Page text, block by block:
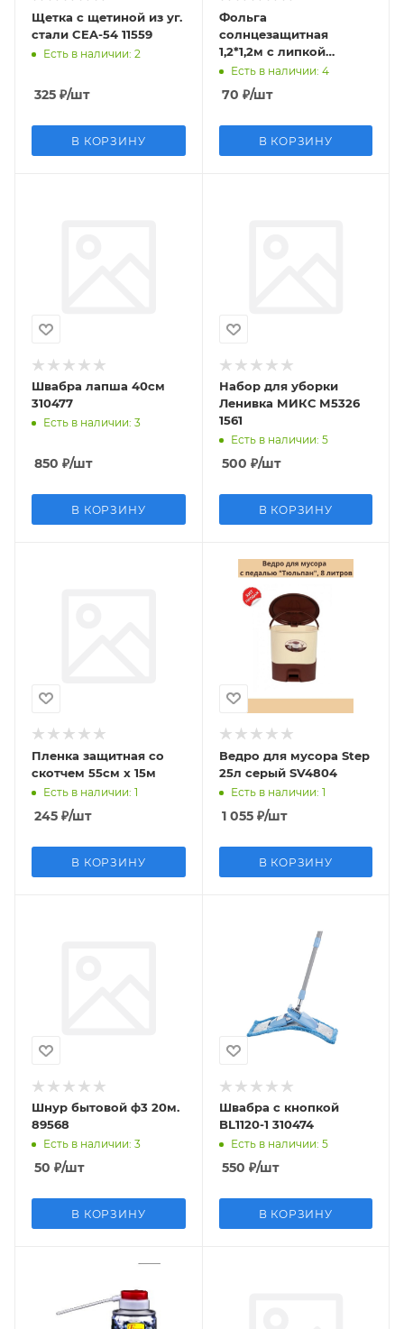
Щетка с щетиной из уг.
стали CEA-54 11559
Есть в наличии: 2
325 ₽/шт
В КОРЗИНУ
Фольга
солнцезащитная
1,2*1,2м с липкой
лентой
Есть в наличии: 4
70 ₽/шт
В КОРЗИНУ
Швабра лапша 40см
310477
Есть в наличии: 3
850 ₽/шт
В КОРЗИНУ
Набор для уборки
Ленивка МИКС М5326
1561
Есть в наличии: 5
500 ₽/шт
В КОРЗИНУ
Пленка защитная со
скотчем 55см х 15м
Есть в наличии: 1
245 ₽/шт
В КОРЗИНУ
Ведро для мусора Step
25л серый SV4804
Есть в наличии: 1
1 055₽/шт
В КОРЗИНУ
Шнур бытовой ф3 20м.
89568
Есть в наличии: 3
50 ₽/шт
В КОРЗИНУ
Швабра с кнопкой
BL1120-1 310474
Есть в наличии: 5
550 ₽/шт
В КОРЗИНУ